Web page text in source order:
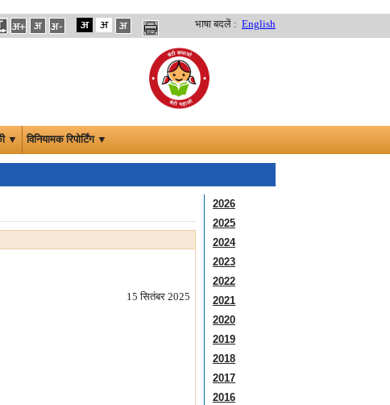
भाषा बदलें : English
▼ विनियामक रिपोर्टिंग ▼
15 सितंबर 2025
2026
2025
2024
2023
2022
2021
2020
2019
2018
2017
2016